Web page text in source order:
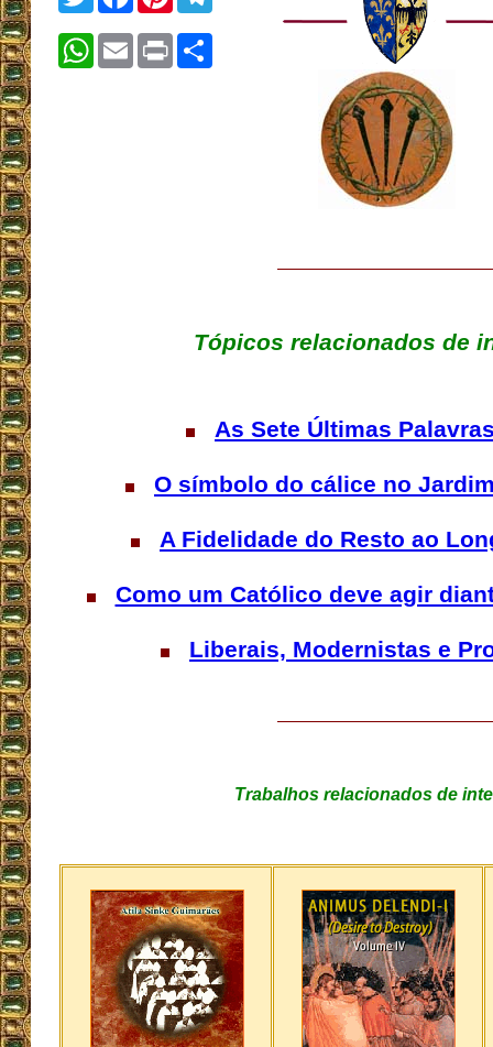
WhatsApp
EmailPrint
Tópicos relacionados de
As Sete Últimas
O símbolo do cálice no
A Fidelidade do Resto ao
Como um Católico deve agir
Liberais, Modernistas e
Trabalhos relacionados de